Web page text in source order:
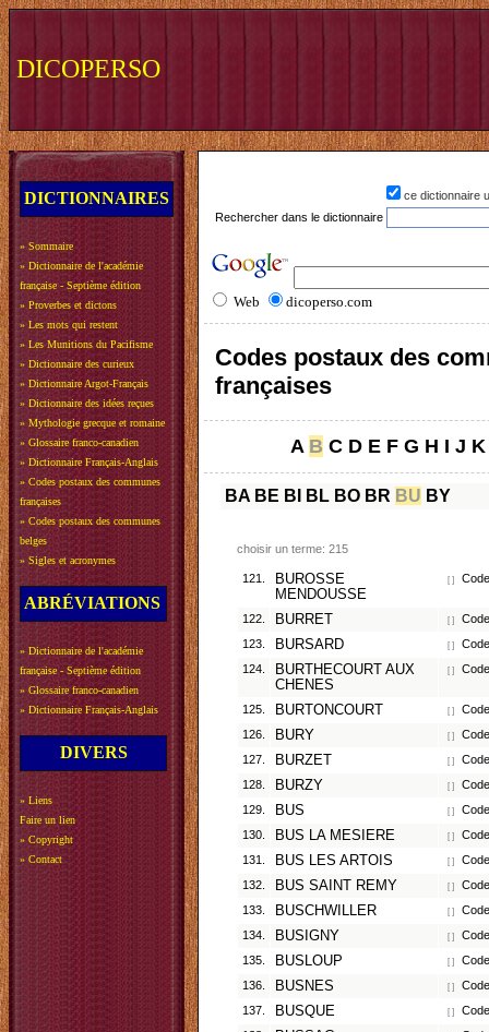
DICOPERSO
DICTIONNAIRES
» Sommaire
» Dictionnaire de l'académie
française - Septième édition
» Proverbes et dictons
» Les mots qui restent
» Les Munitions du Pacifisme
» Dictionnaire des curieux
» Dictionnaire Argot-Français
» Dictionnaire des idées reçues
» Mythologie grecque et romaine
» Glossaire franco-canadien
» Dictionnaire Français-Anglais
» Codes postaux des communes
françaises
» Codes postaux des communes
belges
» Sigles et acronymes
ABRÉVIATIONS
» Dictionnaire de l'académie
française - Septième édition
» Glossaire franco-canadien
» Dictionnaire Français-Anglais
DIVERS
» Liens
Faire un lien
» Copyright
» Contact
ce dictionnaire
Rechercher dans le dictionnaire
Web dicoperso.com
Codes postaux des
françaises
A B C D E F G H I J K
BA BE BI BL BO BR BU BY
choisir un terme: 215
121.
BUROSSE
MENDOUSSE
[ ]
122. BURRET [ ]
123.
BURSARD [ ]
124.
BURTHECOURT AUX
CHENES
[ ]
125. BURTONCOURT [ ]
126.
BURY [ ]
127.
BURZET [ ]
128.
BURZY [ ]
129.
BUS [ ]
130.
BUS LA MESIERE [ ]
131.
BUS LES ARTOIS [ ]
132.
BUS SAINT REMY [ ]
133.
BUSCHWILLER [ ]
134.
BUSIGNY [ ]
135.
BUSLOUP [ ]
136.
BUSNES [ ]
137.
BUSQUE [ ]